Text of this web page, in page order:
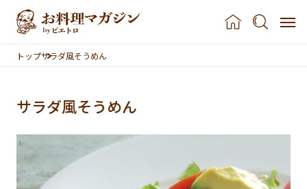
本文へスキップ
トップサラダ風そうめん
サラダ風そうめん